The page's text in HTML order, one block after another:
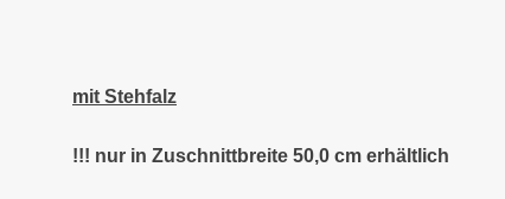
mit Stehfalz
!!! nur in Zuschnittbreite 50,0 cm erhältlich